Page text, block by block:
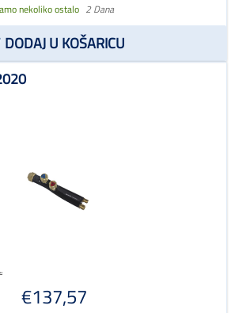
nekoliko ostalo 2 Dana
DODAJ U KOŠARICU
€137,57